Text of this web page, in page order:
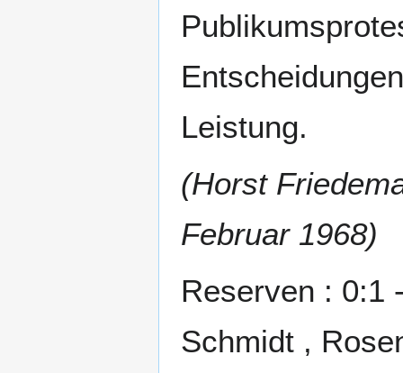
Leistung.
(Horst
Februar 1968)
Reserven : 0:1
Schmidt ,